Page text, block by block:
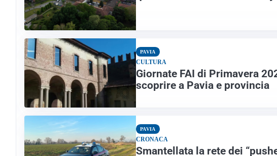
PAVIA
CULTURA
Giornate FAI di Primavera
scoprire a Pavia e provincia
PAVIA
CRONACA
Smantellata la rete dei